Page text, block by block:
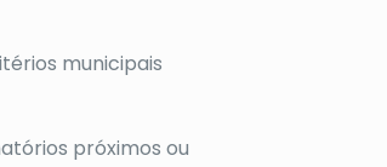
municipais
próximos ou